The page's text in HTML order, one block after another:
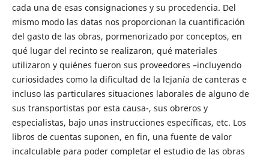
cada una de esas consignaciones y su procedencia. Del
mismo modo las datas nos proporcionan la cuantificación
del gasto de las obras, pormenorizado por conceptos, en
qué lugar del recinto se realizaron, qué materiales
utilizaron y quiénes fueron sus proveedores –incluyendo
curiosidades como la dificultad de la lejanía de canteras e
incluso las particulares situaciones laborales de alguno de
sus transportistas por esta causa-, sus obreros y
especialistas, bajo unas instrucciones específicas, etc. Los
libros de cuentas suponen, en fin, una fuente de valor
incalculable para poder completar el estudio de las obras